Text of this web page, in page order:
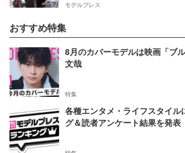
モデルプレス
おすすめ特集
8月のカバーモデルは映画「ブ
文哉
特集
各種エンタメ・ライフスタイル
グ＆読者アンケート結果を発表